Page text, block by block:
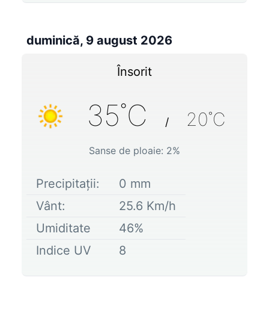
duminică, 9 august 2026
Însorit
35˚C / 20˚C
Sanse de ploaie: 2%
Precipitații: 0 mm
Vânt:
25.6 Km/h
Umiditate
46%
Indice UV
8